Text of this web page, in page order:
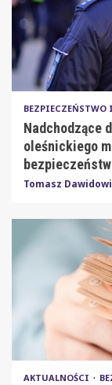
BEZPIECZEŃSTWO
Nadchodzące
oleśnickiego
Tomasz
AKTUALNOŚCI